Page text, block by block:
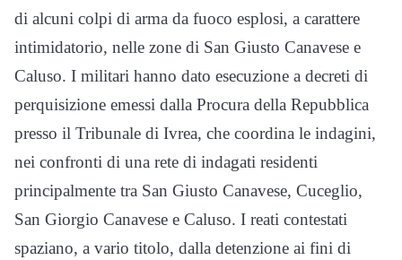
di alcuni colpi di arma da fuoco esplosi, a carattere
intimidatorio, nelle zone di San Giusto Canavese e
Caluso. I militari hanno dato esecuzione a decreti di
perquisizione emessi dalla Procura della Repubblica
presso il Tribunale di Ivrea, che coordina le indagini,
nei confronti di una rete di indagati residenti
principalmente tra San Giusto Canavese, Cuceglio,
San Giorgio Canavese e Caluso. I reati contestati
spaziano, a vario titolo, dalla detenzione ai fini di